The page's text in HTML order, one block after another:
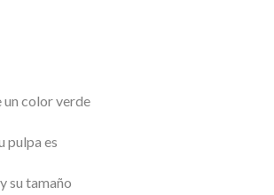
un color verde
pulpa es
su tamaño